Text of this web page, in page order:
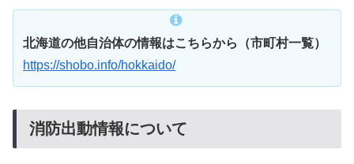
北海道の他自治体の情報はこちらから（市町村一覧）
https://shobo.info/hokkaido/
消防出動情報について